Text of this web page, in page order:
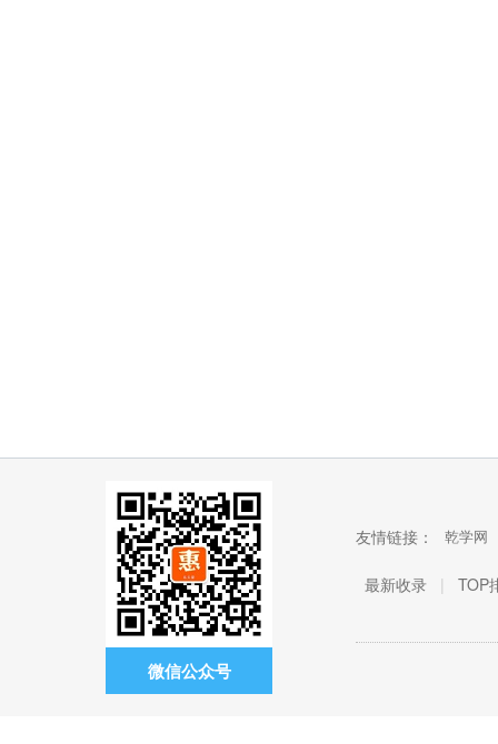
微信公众号
友情链接： 乾学网
最新收录 | TOP